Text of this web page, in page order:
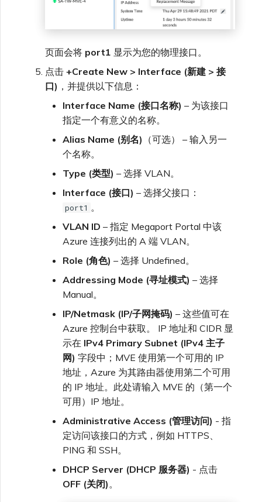
页面会将 port1 显示为您的物理接口。
点击 +Create New > Interface (新建 > 接
口) ，并提供以下信息：
Interface Name (接口名称) – 为该接口
指定一个有意义的名称。
Alias Name (别名) （可选） – 输入另一
个名称。
Type (类型) – 选择 VLAN。
Interface (接口) – 选择父接口：
port1 。
VLAN ID – 指定 Megaport Portal 中该
Azure 连接列出的 A 端 VLAN。
Role (角色) – 选择 Undefined。
Addressing Mode (寻址模式) – 选择
Manual。
IP/Netmask (IP/子网掩码) – 这些值可在
Azure 控制台中获取。 IP 地址和 CIDR 显
示在 IPv4 Primary Subnet (IPv4 主子
网) 字段中；MVE 使用第一个可用的 IP
地址，Azure 为其路由器使用第二个可用
的 IP 地址。此处请输入 MVE 的（第一个
可用）IP 地址。
Administrative Access (管理访问) - 指
定访问该接口的方式，例如 HTTPS、
PING 和 SSH。
DHCP Server (DHCP 服务器) - 点击
OFF (关闭) 。